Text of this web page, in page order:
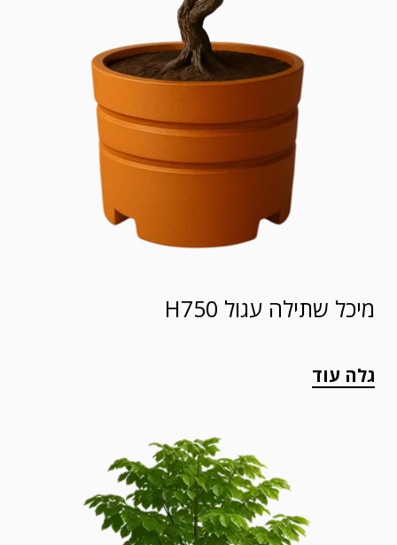
מיכל שתילה עגול H750
גלה עוד